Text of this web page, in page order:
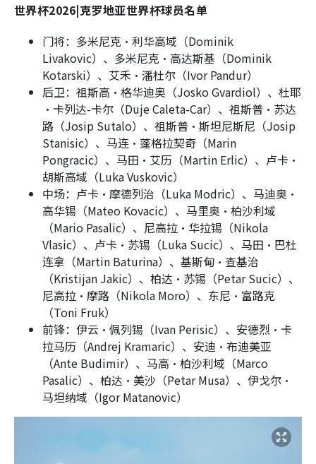
世界杯2026|克罗地亚世界杯球员名单
门将：多米尼克·利华高域（Dominik
Livakovic）、多米尼克·高达斯基（Dominik
Kotarski）、艾禾·潘杜尔（Ivor Pandur）
后卫：祖斯高·格华迪奥（Josko Gvardiol）、杜耶
·卡列达-卡尔（Duje Caleta-Car）、祖斯普·苏达
路（Josip Sutalo）、祖斯普·斯坦尼斯尼（Josip
Stanisic）、马连·蓬格拉契奇（Marin
Pongracic）、马田·艾历（Martin Erlic）、卢卡·
胡斯高域（Luka Vuskovic）
中场：卢卡·摩德列治（Luka Modric）、马迪奥·
高华锡（Mateo Kovacic）、马里奥·柏沙利域
（Mario Pasalic）、尼高拉·华拉锡（Nikola
Vlasic）、卢卡·苏锡（Luka Sucic）、马田·巴杜
连拿（Martin Baturina）、基斯甸·查基治
（Kristijan Jakic）、柏达·苏锡（Petar Sucic）、
尼高拉·摩路（Nikola Moro）、东尼·富路克
（Toni Fruk）
前锋：伊云·佩列锡（Ivan Perisic）、安德烈·卡
拉马历（Andrej Kramaric）、安迪·布迪美亚
（Ante Budimir）、马高·柏沙利域（Marco
Pasalic）、柏达·美沙（Petar Musa）、伊戈尔·
马坦纳域（Igor Matanovic）